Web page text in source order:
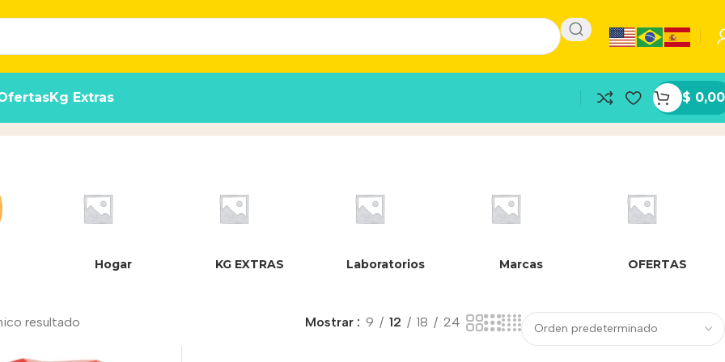
Kg Extras $ 0,00
Hogar KG EXTRAS Laboratorios Marcas OFERTAS
resultado Mostrar 9 12 18 24